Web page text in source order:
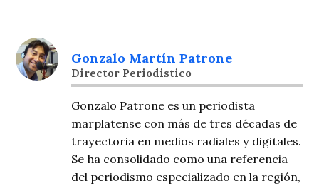
Gonzalo Martín Patrone
Director Periodistico
Gonzalo Patrone es un periodista
marplatense con más de tres décadas de
trayectoria en medios radiales y digitales.
Se ha consolidado como una referencia
del periodismo especializado en la región,